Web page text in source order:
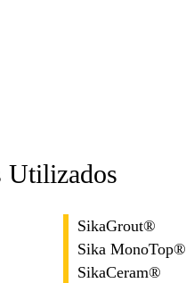
Utilizados
SikaGrout®
Sika MonoTop®
SikaCeram®